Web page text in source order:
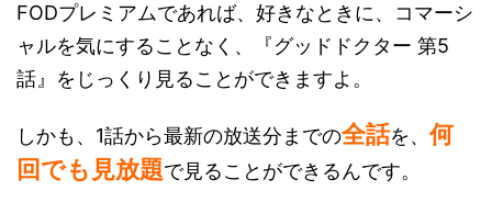
FODプレミアムであれば、好きなときに、コマーシ
ャルを気にすることなく、『グッドドクター 第5
話』をじっくり見ることができますよ。
しかも、1話から最新の放送分までの全話を、 何
回でも見放題で見ることができるんです。